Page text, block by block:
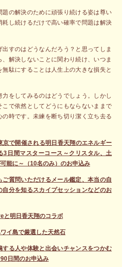
の解決のために頑張り続ける姿は尊い
し続けるだけで高い確率で問題は解決
すのはどうなんだろう？と思ってしま
解決しないことに関わり続け、いつま
駄にすることは人生上の大きな損失と
をしてみるのはどうでしょう。しかし
で依然としてどうにもならないままで
時です。未練を断ち切り潔く立ち去る
で開催される明日香天翔のエネルギー
3日間マスターコース～クリスタル、土
能に～（10名のみ）のお申込み
質問いただけるメール鑑定、本当の自
分を知るスカイプセッションなどのお
明日香天翔のコラボ
イ島で厳選した天然石
る人や体験と出会いチャンスをつかむ
日間のお申込み